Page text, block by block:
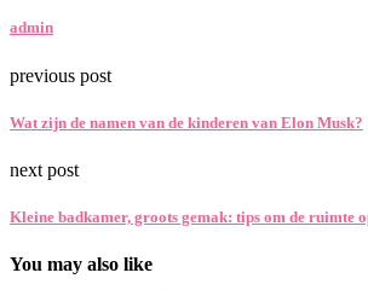
admin
previous post
Wat zijn de namen van de kinderen van Elon Musk?
next post
Kleine badkamer, groots gemak: tips om de ruimte
You may also like